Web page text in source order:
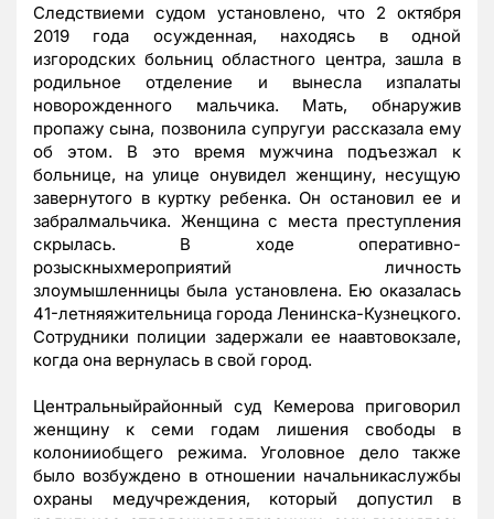
Следствиеми судом установлено, что 2 октября
2019 года осужденная, находясь в одной
изгородских больниц областного центра, зашла в
родильное отделение и вынесла изпалаты
новорожденного мальчика. Мать, обнаружив
пропажу сына, позвонила супругуи рассказала ему
об этом. В это время мужчина подъезжал к
больнице, на улице онувидел женщину, несущую
завернутого в куртку ребенка. Он остановил ее и
забралмальчика. Женщина с места преступления
скрылась. В ходе оперативно-
розыскныхмероприятий личность
злоумышленницы была установлена. Ею оказалась
41-летняяжительница города Ленинска-Кузнецкого.
Сотрудники полиции задержали ее наавтовокзале,
когда она вернулась в свой город.
Центральныйрайонный суд Кемерова приговорил
женщину к семи годам лишения свободы в
колонииобщего режима. Уголовное дело также
было возбуждено в отношении начальникаслужбы
охраны медучреждения, который допустил в